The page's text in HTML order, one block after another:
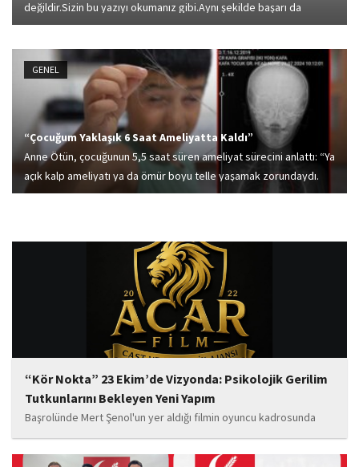
değildir.Sizin bu yazıyı okumanız gibi.Aynı şekilde başarı da
tesadüf değildir.Israrla çalışırsanız ve samimiyetinizi
kaybetmezseniz mutlaka başarı gelir.Başarı ısrarlar çalışan,emek
harcayan,planlama yapan ve de...
GENEL
“Çocuğum Yaklaşık 6 Saat Ameliyatta Kaldı”
Anne Ötün, çocuğunun 5,5 saat süren ameliyat sürecini anlattı: “Ya
açık kalp ameliyatı ya da ömür boyu telle yaşamak zorundaydı.
Çok acılı günler geçirdik, kimsenin canı yanmasın.”
“Kör Nokta” 23 Ekim’de Vizyonda: Psikolojik Gerilim
Tutkunlarını Bekleyen Yeni Yapım
Başrolünde Mert Şenol'un yer aldığı filmin oyuncu kadrosunda
Esma Kıyanç, Ayşe Aktaş, Berna Kıyanç, Gökay Alpaslan Şahin,
Sema Yaldıran, Sıla Altıntaş, İsmail Akkoç, Celal Acar ve çocuk